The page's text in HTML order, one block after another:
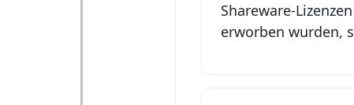
Shareware-
erworben wurden,